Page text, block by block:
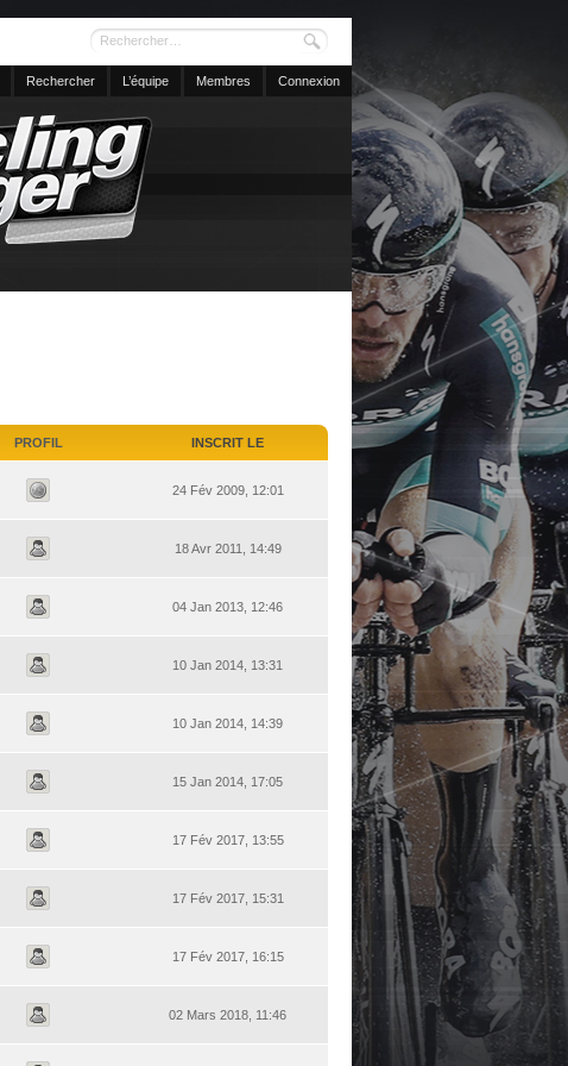
Rechercher L’équipe Membres Connexion
PROFIL INSCRIT LE
24 Fév 2009, 12:01
18 Avr 2011, 14:49
04 Jan 2013, 12:46
10 Jan 2014, 13:31
10 Jan 2014, 14:39
15 Jan 2014, 17:05
17 Fév 2017, 13:55
17 Fév 2017, 15:31
17 Fév 2017, 16:15
02 Mars 2018, 11:46